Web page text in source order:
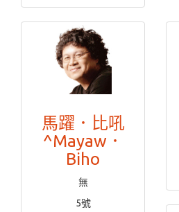
馬躍．比吼
^Mayaw．
Biho
無
5號